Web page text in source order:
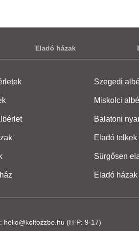
Eladó házak
Szegedi
Miskolci
Balatoni
Eladó telkek
Sürgősen
Eladó házak
hello@koltozzbe.hu (H-P: 9-17)